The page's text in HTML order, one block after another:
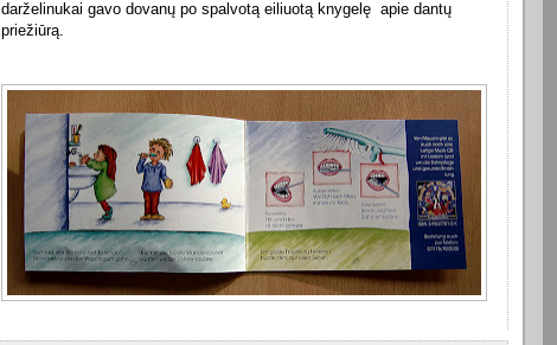
darželinukai gavo dovanų po spalvotą eiliuotą knygelę apie dantų
priežiūrą.